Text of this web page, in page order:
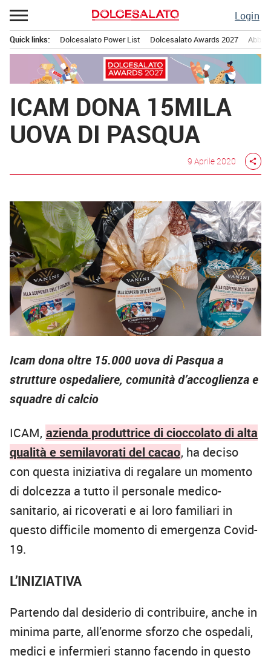
Passa
al
contenuto
Login
principale
Quick links: Dolcesalato Power List Dolcesalato Awards 2027
ICAM DONA 15MILA
UOVA DI PASQUA
9 Aprile 2020 share
Icam dona oltre 15.000 uova di Pasqua a
strutture ospedaliere, comunità d’accoglienza e
squadre di calcio
ICAM, azienda produttrice di cioccolato di alta
qualità e semilavorati del cacao, ha deciso
con questa iniziativa di regalare un momento
di dolcezza a tutto il personale medico-
sanitario, ai ricoverati e ai loro familiari in
questo difficile momento di emergenza Covid-
19.
L’INIZIATIVA
Partendo dal desiderio di contribuire, anche in
minima parte, all’enorme sforzo che ospedali,
medici e infermieri stanno facendo in questo